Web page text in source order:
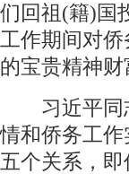
们回祖(籍)国
工作期间对
的宝贵精神财
习近平同志
情和侨务工
五个关系，